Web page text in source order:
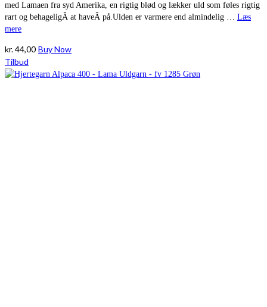
med Lamaen fra syd Amerika, en rigtig blød og lækker uld som føles rigtig
rart og behageligÂ at haveÂ på.Ulden er varmere end almindelig … Læs
mere
kr.44,00 Buy Now
Tilbud